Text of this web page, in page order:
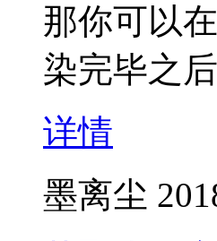
那你可以
染完毕之后
详情
墨离尘